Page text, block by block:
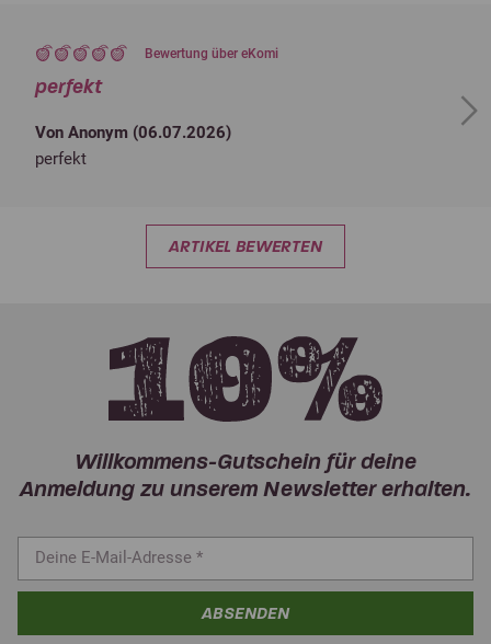
Bewertung über eKomi
perfekt
Von Anonym (06.07.2026)
perfekt
Next
ARTIKEL BEWERTEN
Willkommens-Gutschein für deine
Anmeldung zu unserem Newsletter erhalten.
ABSENDEN